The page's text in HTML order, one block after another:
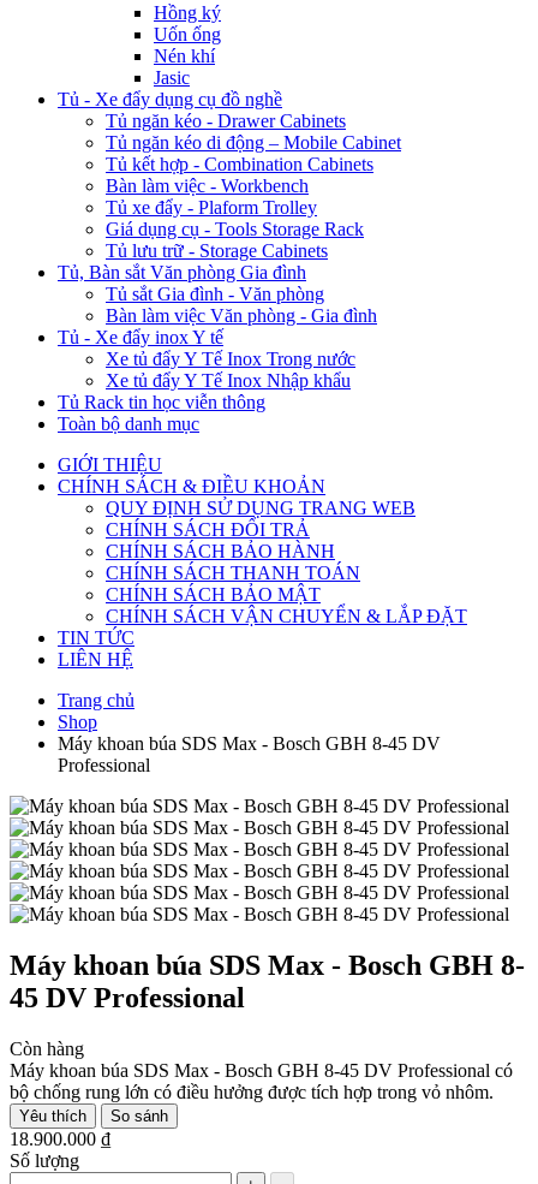
Hồng ký
Uốn ống
Nén khí
Jasic
Tủ - Xe đẩy dụng cụ đồ nghề
Tủ ngăn kéo - Drawer Cabinets
Tủ ngăn kéo di động – Mobile Cabinet
Tủ kết hợp - Combination Cabinets
Bàn làm việc - Workbench
Tủ xe đẩy - Plaform Trolley
Giá dụng cụ - Tools Storage Rack
Tủ lưu trữ - Storage Cabinets
Tủ, Bàn sắt Văn phòng Gia đình
Tủ sắt Gia đình - Văn phòng
Bàn làm việc Văn phòng - Gia đình
Tủ - Xe đẩy inox Y tế
Xe tủ đẩy Y Tế Inox Trong nước
Xe tủ đẩy Y Tế Inox Nhập khẩu
Tủ Rack tin học viễn thông
Toàn bộ danh mục
GIỚI THIỆU
CHÍNH SÁCH & ĐIỀU KHOẢN
QUY ĐỊNH SỬ DỤNG TRANG WEB
CHÍNH SÁCH ĐỔI TRẢ
CHÍNH SÁCH BẢO HÀNH
CHÍNH SÁCH THANH TOÁN
CHÍNH SÁCH BẢO MẬT
CHÍNH SÁCH VẬN CHUYỂN & LẮP ĐẶT
TIN TỨC
LIÊN HỆ
Trang chủ
Shop
Máy khoan búa SDS Max - Bosch GBH 8-45 DV
Professional
Máy khoan búa SDS Max - Bosch GBH 8-
45 DV Professional
Còn hàng
Máy khoan búa SDS Max - Bosch GBH 8-45 DV Professional có
bộ chống rung lớn có điều hưởng được tích hợp trong vỏ nhôm.
Yêu thích So sánh
18.900.000 ₫
Số lượng